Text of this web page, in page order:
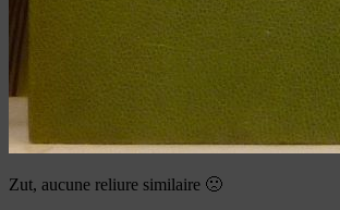
Zut, aucune reliure similaire 🙁